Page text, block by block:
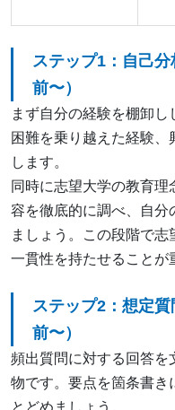
ステップ1：自己
前〜）
まず自分の経験を棚卸し
困難を乗り越えた経験
します。
同時に志望大学の教育
容を徹底的に調べ、自分
ましょう。この段階で
一貫性を持たせることが
ステップ2：想定
前〜）
頻出質問に対する回答を
物です。要点を箇条書き